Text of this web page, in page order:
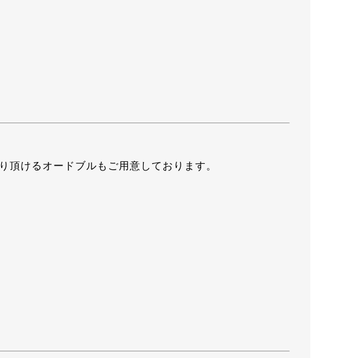
頂けるオードブルもご用意しております。